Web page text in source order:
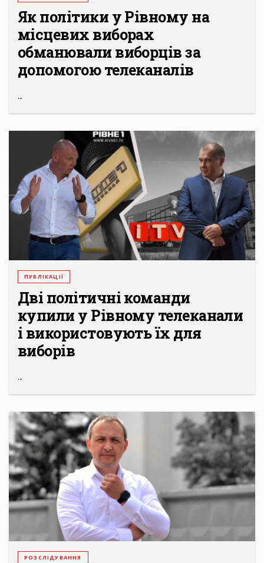
Як політики у Рівному на
місцевих виборах
обманювали виборців за
допомогою телеканалів
...
ПУБЛІКАЦІЇ
Дві політичні команди
купили у Рівному телеканали
і використовують їх для
виборів
...
РОЗСЛІДУВАННЯ